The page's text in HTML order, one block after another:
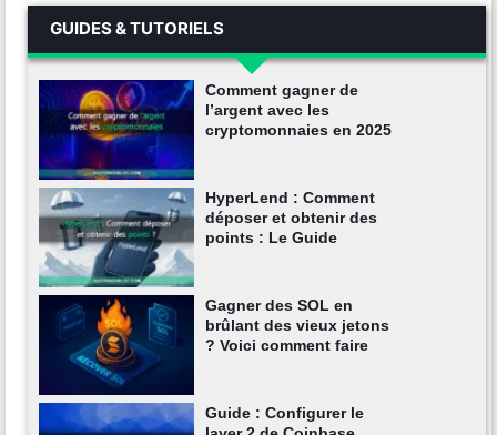
GUIDES & TUTORIELS
Comment gagner de
l’argent avec les
cryptomonnaies en 2025
HyperLend : Comment
déposer et obtenir des
points : Le Guide
Gagner des SOL en
brûlant des vieux jetons
? Voici comment faire
Guide : Configurer le